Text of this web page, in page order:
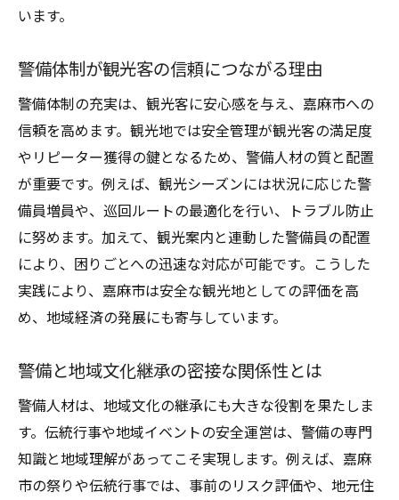
います。
警備体制が観光客の信頼につながる理由
警備体制の充実は、観光客に安心感を与え、嘉麻市への
信頼を高めます。観光地では安全管理が観光客の満足度
やリピーター獲得の鍵となるため、警備人材の質と配置
が重要です。例えば、観光シーズンには状況に応じた警
備員増員や、巡回ルートの最適化を行い、トラブル防止
に努めます。加えて、観光案内と連動した警備員の配置
により、困りごとへの迅速な対応が可能です。こうした
実践により、嘉麻市は安全な観光地としての評価を高
め、地域経済の発展にも寄与しています。
警備と地域文化継承の密接な関係性とは
警備人材は、地域文化の継承にも大きな役割を果たしま
す。伝統行事や地域イベントの安全運営は、警備の専門
知識と地域理解があってこそ実現します。例えば、嘉麻
市の祭りや伝統行事では、事前のリスク評価や、地元住